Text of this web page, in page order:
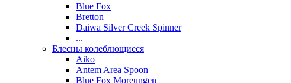
Blue Fox
Bretton
Daiwa Silver Creek Spinner
...
Блесны колеблющиеся
Aiko
Antem Area Spoon
Blue Fox Moreungen